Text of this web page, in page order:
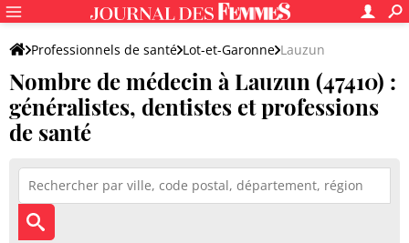
Professionnels de santé Lot-et-Garonne Lauzun
Nombre de médecin à Lauzun (47410) :
généralistes, dentistes et professions
de santé